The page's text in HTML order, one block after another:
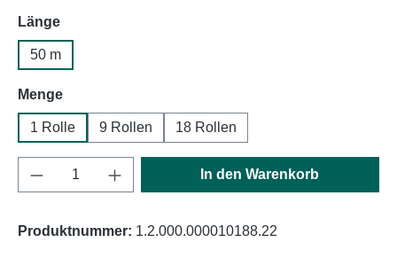
Längeauswählen
50 m
Mengeauswählen
1 Rolle 9 Rollen 18 Rollen
Produkt Anzahl: Gib den gewünschten
In den Warenkorb
Produktnummer: 1.2.000.000010188.22